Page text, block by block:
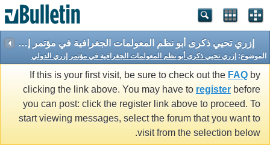
إزري تحيي ذكرى أبو نظم المعولمات الجغرافية في مؤتمر إزري الدولي
الموضوع: إزري تحيي ذكرى أبو نظم المعولمات الجغرافية في مؤتمر إزري الدولي
If this is your first visit, be sure to check out the FAQ by
clicking the link above. You may have to register before
you can post: click the register link above to proceed. To
start viewing messages, select the forum that you want to
visit from the selection below.